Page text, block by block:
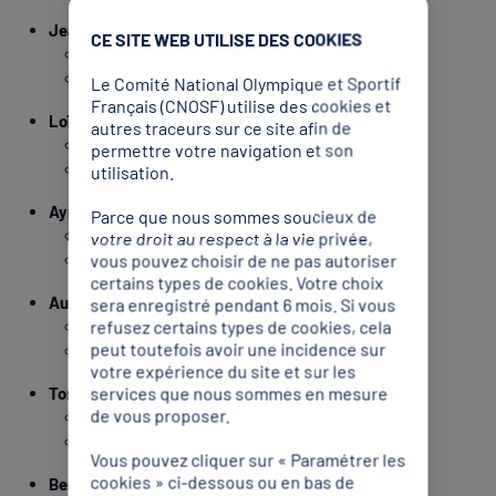
Jean-Marc PONTVIANNE
Triple saut (H)
Loïc PRÉVOT
Entente Sud Lyonnais (69)
4 x 400 m (H) / 4 x 400 m mixte
Aymeric PRIAM
Racing Club Martinique (972)
4 x 100 m (H)
Aurélien QUINION
Entente Franconville Césame Val d'Oise (95)
20 km marche (H) / Relais marche
Tom REUX
Athlétic Club Bretillien (35)
Benjamin ROBERT
CE SITE WEB UTILISE DES COOKIES
Le Comité National Olympique et Sportif
Français (CNOSF) utilise des cookies et
autres traceurs sur ce site afin de
permettre votre navigation et son
utilisation.
Parce que nous sommes soucieux de
votre droit au respect à la vie privée,
vous pouvez choisir de ne pas autoriser
certains types de cookies. Votre choix
sera enregistré pendant 6 mois. Si vous
refusez certains types de cookies, cela
peut toutefois avoir une incidence sur
votre expérience du site et sur les
services que nous sommes en mesure
de vous proposer.
Vous pouvez cliquer sur « Paramétrer les
cookies » ci-dessous ou en bas de